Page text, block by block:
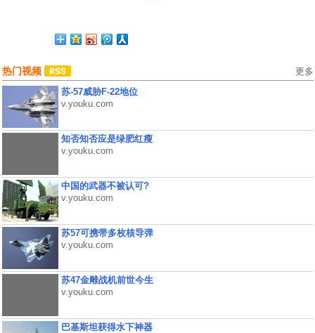
热门视频 更多
苏-57威胁F-22地位
v.youku.com
知否知否应是绿肥红瘦
v.youku.com
中国的武器不被认可?
v.youku.com
苏57可携带多枚核导弹
v.youku.com
苏47金雕战机前世今生
v.youku.com
巴基斯坦获得水下神器